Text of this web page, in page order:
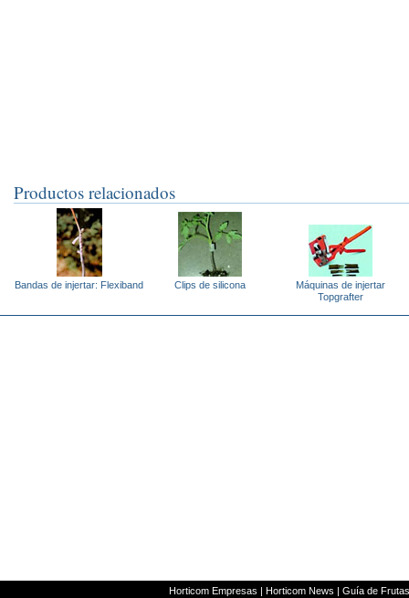
Productos relacionados
Bandas de injertar: Flexiband Clips de silicona
Máquinas de injertar
Topgrafter
Horticom Empresas | Horticom News | Guía de